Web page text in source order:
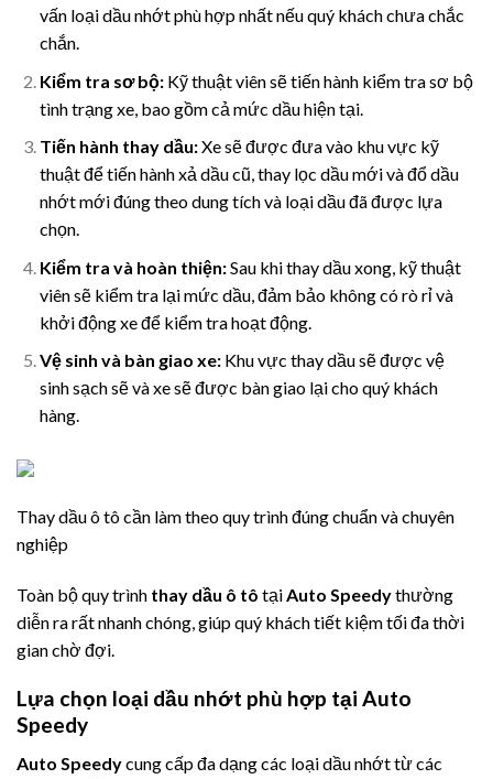
vấn loại dầu nhớt phù hợp nhất nếu quý khách chưa chắc
chắn.
Kiểm tra sơ bộ:Kỹ thuật viên sẽ tiến hành kiểm tra sơ bộ
tình trạng xe, bao gồm cả mức dầu hiện tại.
Tiến hành thay dầu:Xe sẽ được đưa vào khu vực kỹ
thuật để tiến hành xả dầu cũ, thay lọc dầu mới và đổ dầu
nhớt mới đúng theo dung tích và loại dầu đã được lựa
chọn.
Kiểm tra và hoàn thiện:Sau khi thay dầu xong, kỹ thuật
viên sẽ kiểm tra lại mức dầu, đảm bảo không có rò rỉ và
khởi động xe để kiểm tra hoạt động.
Vệ sinh và bàn giao xe:Khu vực thay dầu sẽ được vệ
sinh sạch sẽ và xe sẽ được bàn giao lại cho quý khách
hàng.
Thay dầu ô tô cần làm theo quy trình đúng chuẩn và chuyên
nghiệp
Toàn bộ quy trình thay dầu ô tô tại Auto Speedythường
diễn ra rất nhanh chóng, giúp quý khách tiết kiệm tối đa thời
gian chờ đợi.
Lựa chọn loại dầu nhớt phù hợp tại Auto
Speedy
Auto Speedycung cấp đa dạng các loại dầu nhớt từ các